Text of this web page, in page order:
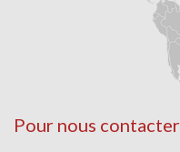
Pour nous contacter